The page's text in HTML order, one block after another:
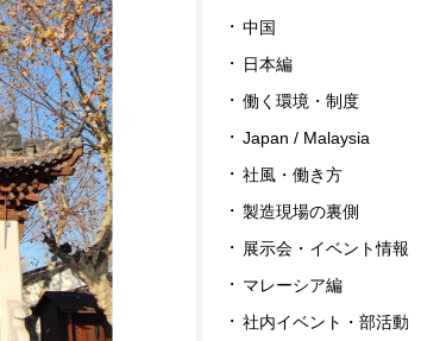
中国
日本編
働く環境・制度
Japan / Malaysia
社風・働き方
製造現場の裏側
展示会・イベント情報
マレーシア編
社内イベント・部活動